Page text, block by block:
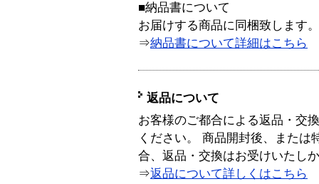
■納品書について
お届けする商品に同梱致します。
⇒納品書について詳細はこちら
返品について
お客様のご都合による返品・交
ください。 商品開封後、または
合、返品・交換はお受けいたし
⇒返品について詳しくはこちら